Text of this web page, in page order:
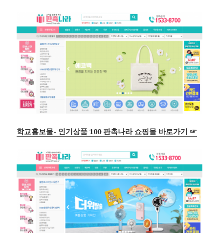
학교홍보물- 인기상품 100 판촉나라 쇼핑몰 바로가기 ☞